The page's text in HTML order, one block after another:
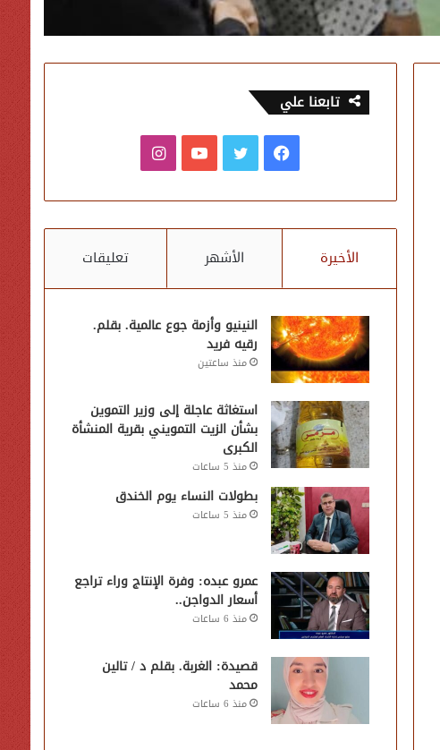
تابعنا علي
فيسبوكتويتر يوتيوبانستقرام
الأخيرة الأشهر تعليقات
النينيو وأزمة جوع عالمية. بقلم.
رقيه فريد
منذ ساعتين
استغاثة عاجلة إلى وزير التموين
بشأن الزيت التمويني بقرية المنشأة
الكبرى
منذ 5 ساعات
بطولات النساء يوم الخندق
منذ 5 ساعات
عمرو عبده: وفرة الإنتاج وراء تراجع
أسعار الدواجن..
منذ 6 ساعات
قصيدة: الغربة. بقلم د / تالين
محمد
منذ 6 ساعات